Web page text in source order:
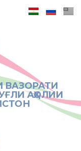
ВАЗОРАТИ
АҲОЛИИ